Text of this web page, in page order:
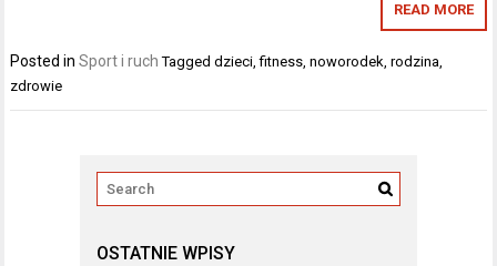
READ MORE
Posted inSport i ruch Taggeddzieci,fitness,noworodek,rodzina,
zdrowie
OSTATNIE WPISY